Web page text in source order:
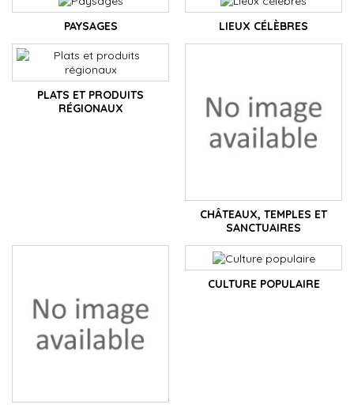
PAYSAGES LIEUX CÉLÈBRES
PLATS ET PRODUITS
RÉGIONAUX
CHÂTEAUX, TEMPLES ET
SANCTUAIRES
CULTURE POPULAIRE